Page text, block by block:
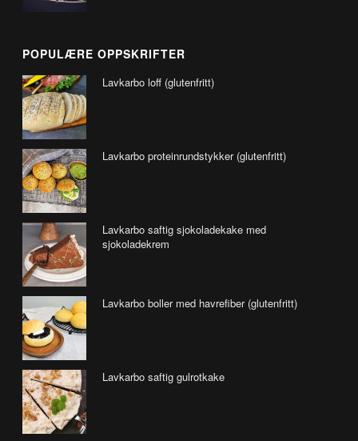
POPULÆRE OPPSKRIFTER
Lavkarbo loff (glutenfritt)
Lavkarbo proteinrundstykker (glutenfritt)
Lavkarbo saftig sjokoladekake med
sjokoladekrem
Lavkarbo boller med havrefiber (glutenfritt)
Lavkarbo saftig gulrotkake